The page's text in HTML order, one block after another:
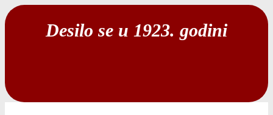
Desilo se u 1923. godini